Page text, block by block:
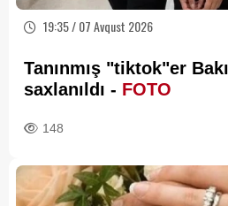
19:35 / 07 Avqust 2026
Tanınmış "tiktok"er
saxlanıldı - FOTO
148